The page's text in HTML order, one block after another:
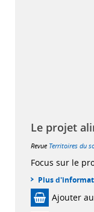
Le projet
Revue Territoires du
Focus sur le
Plus
Ajouter